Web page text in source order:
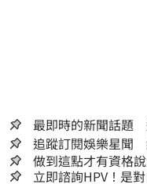
最即時的新聞話題
追蹤訂閱娛樂星聞
做到這點才有資格
立即諮詢HPV！是